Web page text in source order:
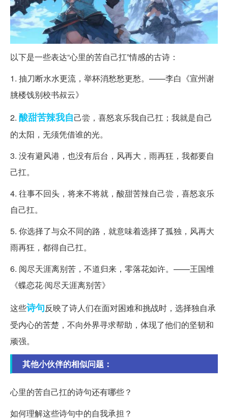
以下是一些表达“心里的苦自己扛”情感的古诗：
1. 抽刀断水水更流，举杯消愁愁更愁。——李白《宣州谢
朓楼饯别校书叔云》
2. 酸甜苦辣我自己尝，喜怒哀乐我自己扛；我就是自己
的太阳，无须凭借谁的光。
3. 没有避风港，也没有后台，风再大，雨再狂，我都要自
己扛。
4. 往事不回头，将来不将就，酸甜苦辣自己尝，喜怒哀乐
自己扛。
5. 你选择了与众不同的路，就意味着选择了孤独，风再大
雨再狂，都得自己扛。
6. 阅尽天涯离别苦，不道归来，零落花如许。——王国维
《蝶恋花·阅尽天涯离别苦》
这些诗句反映了诗人们在面对困难和挑战时，选择独自承
受内心的苦楚，不向外界寻求帮助，体现了他们的坚韧和
顽强。
其他小伙伴的相似问题：
心里的苦自己扛的诗句还有哪些？
如何理解这些诗句中的自我承担？